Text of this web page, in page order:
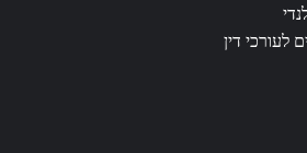
לעורכי דין